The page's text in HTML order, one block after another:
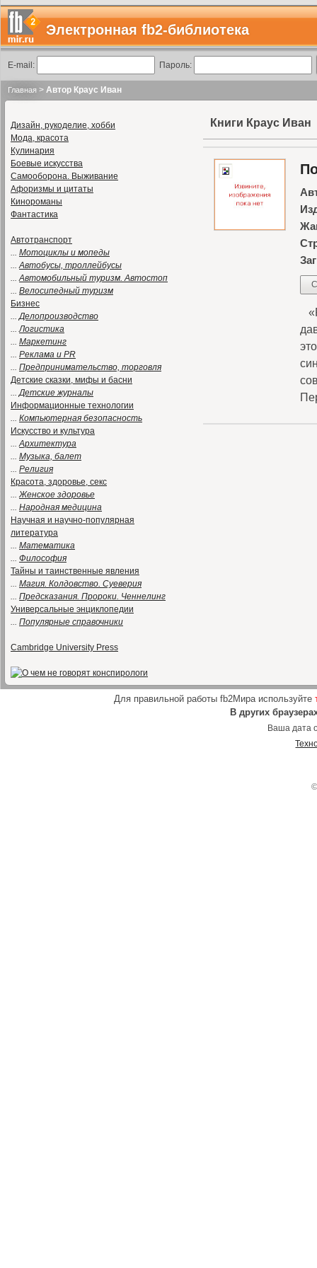
Электронная fb2-библиотека
E-mail: Пароль:
Главная > Автор Краус Иван
Дизайн, рукоделие, хобби
Мода, красота
Кулинария
Боевые искусства
Самооборона. Выживание
Афоризмы и цитаты
Кинороманы
Фантастика
Автотранспорт
... Мотоциклы и мопеды
...Автобусы, троллейбусы
...Автомобильный туризм. Автостоп
... Велосипедный туризм
Бизнес
...Делопроизводство
...Логистика
... Маркетинг
... Реклама и PR
... Предпринимательство, торговля
Детские сказки, мифы и басни
...Детские журналы
Информационные технологии
... Компьютерная безопасность
Искусство и культура
...Архитектура
... Музыка, балет
... Религия
Красота, здоровье, секс
...Женское здоровье
... Народная медицина
Научная и научно-популярная
литература
... Математика
... Философия
Тайны и таинственные явления
... Магия. Колдовство. Суеверия
... Предсказания. Пророки. Ченнелинг
Универсальные энциклопедии
... Популярные справочники
Cambridge University Press
Книги Краус Иван
Для правильной работы fb2Мира используйте
В других
Ваша дата